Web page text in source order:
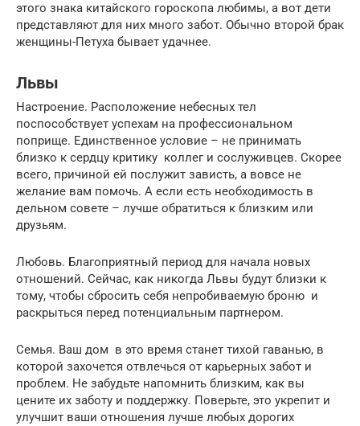
этого знака китайского гороскопа любимы, а вот дети
представляют для них много забот. Обычно второй брак
женщины-Петуха бывает удачнее.
Львы
Настроение. Расположение небесных тел
поспособствует успехам на профессиональном
поприще. Единственное условие – не принимать
близко к сердцу критику коллег и сослуживцев. Скорее
всего, причиной ей послужит зависть, а вовсе не
желание вам помочь. А если есть необходимость в
дельном совете – лучше обратиться к близким или
друзьям.
Любовь. Благоприятный период для начала новых
отношений. Сейчас, как никогда Львы будут близки к
тому, чтобы сбросить себя непробиваемую броню и
раскрыться перед потенциальным партнером.
Семья. Ваш дом в это время станет тихой гаванью, в
которой захочется отвлечься от карьерных забот и
проблем. Не забудьте напомнить близким, как вы
цените их заботу и поддержку. Поверьте, это укрепит и
улучшит ваши отношения лучше любых дорогих